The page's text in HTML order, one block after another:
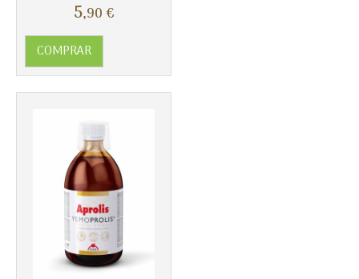
5,90 €
COMPRAR